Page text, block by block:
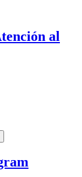
al